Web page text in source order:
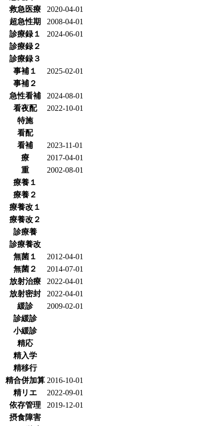
救急医療
2020-04-01
超急性期
2008-04-01
診療録１
2024-06-01
診療録２
診療録３
事補１
2025-02-01
事補２
急性看補
2024-08-01
看夜配
2022-10-01
特施
看配
看補
2023-11-01
療
2017-04-01
重
2002-08-01
療養１
療養２
療養改１
療養改２
診療養
診療養改
無菌１
2012-04-01
無菌２
2014-07-01
放射治療
2022-04-01
放射密封
2022-04-01
緩診
2009-02-01
診緩診
小緩診
精応
精入学
精移行
精合併加算 2016-10-01
精リエ
2022-09-01
依存管理
2019-12-01
摂食障害